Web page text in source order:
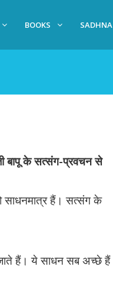
BOOKS SADHNA
बापू के सत्संग-प्रवचन से
साधनमात्र हैं। सत्संग के
जाते हैं। ये साधन सब अच्छे हैं